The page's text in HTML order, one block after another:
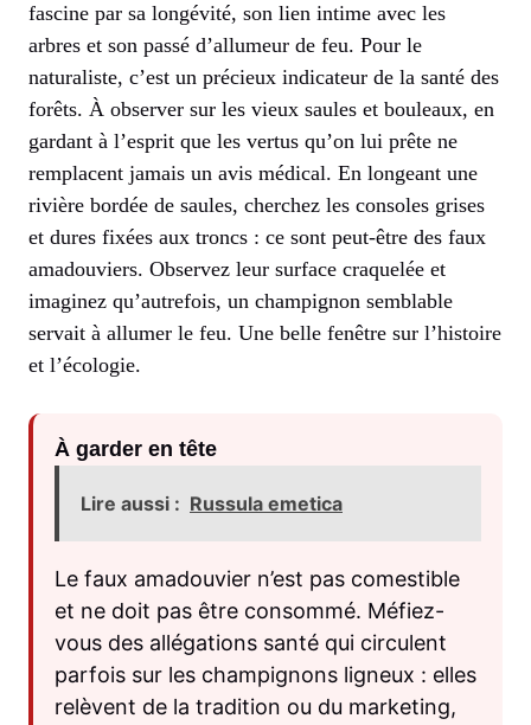
fascine par sa longévité, son lien intime avec les
arbres et son passé d’allumeur de feu. Pour le
naturaliste, c’est un précieux indicateur de la santé des
forêts. À observer sur les vieux saules et bouleaux, en
gardant à l’esprit que les vertus qu’on lui prête ne
remplacent jamais un avis médical. En longeant une
rivière bordée de saules, cherchez les consoles grises
et dures fixées aux troncs : ce sont peut-être des faux
amadouviers. Observez leur surface craquelée et
imaginez qu’autrefois, un champignon semblable
servait à allumer le feu. Une belle fenêtre sur l’histoire
et l’écologie.
À garder en tête
Lire aussi : Russula emetica
Le faux amadouvier n’est pas comestible
et ne doit pas être consommé. Méfiez-
vous des allégations santé qui circulent
parfois sur les champignons ligneux : elles
relèvent de la tradition ou du marketing,